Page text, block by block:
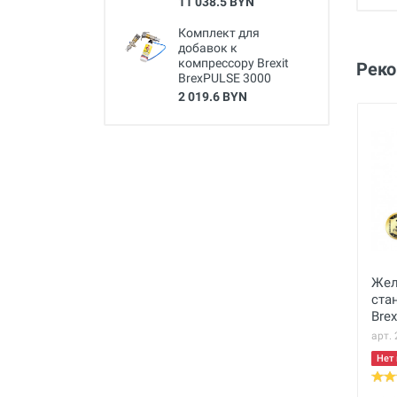
Комплект для
добавок к
компрессору Brexit
BrexPULSE 3000
2 019.6 BYN
арт.
Нет